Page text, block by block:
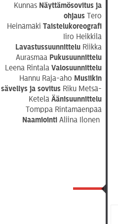
Kunnas Näyttämösovitus ja
ohjaus Tero
HeinämäkiTaistelukoreografi
Iiro Heikkilä
Lavastussuunnittelu Riikka
Aurasmaa Pukusuunnittelu
Leena RintalaValosuunnittelu
Hannu Raja-aho Musiikin
sävellys ja sovitus Riku Metsä-
KeteläÄänisuunnittelu
Tomppa Rintamäenpää
NaamiointiAliina Ilonen